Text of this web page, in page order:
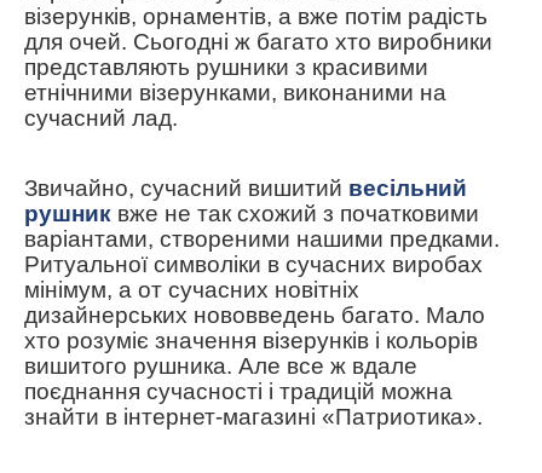
візерунків, орнаментів, а вже потім радість
для очей. Сьогодні ж багато хто виробники
представляють рушники з красивими
етнічними візерунками, виконаними на
сучасний лад.
Звичайно, сучасний вишитий весільний
рушник вже не так схожий з початковими
варіантами, створеними нашими предками.
Ритуальної символіки в сучасних виробах
мінімум, а от сучасних новітніх
дизайнерських нововведень багато. Мало
хто розуміє значення візерунків і кольорів
вишитого рушника. Але все ж вдале
поєднання сучасності і традицій можна
знайти в інтернет-магазині «Патриотика».